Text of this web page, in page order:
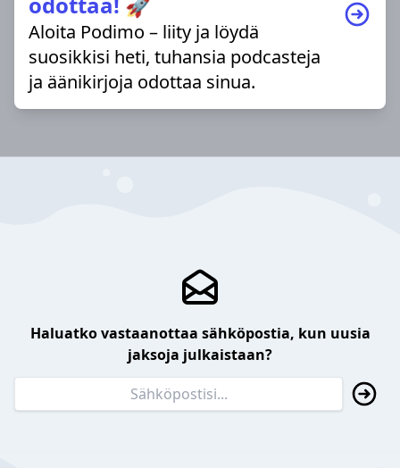
Aloita Podimo – liity ja löydä
suosikkisi heti, tuhansia podcasteja
ja äänikirjoja odottaa sinua.
Haluatko vastaanottaa sähköpostia, kun uusia
jaksoja julkaistaan?